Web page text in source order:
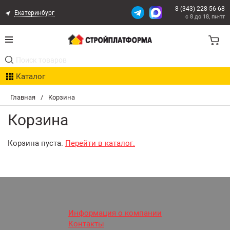
Главная / Корзина
Корзина
Корзина пуста. Перейти в каталог.
Екатеринбург
8 (343) 228-56-68
с 8 до 18, пн-пт
Каталог
Акции
Расчет доставки
Организациям
Оплата и ДоставкаИнформация о компании
Контакты